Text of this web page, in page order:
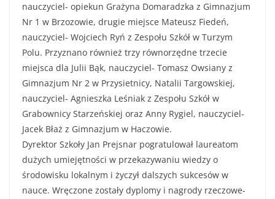
nauczyciel- opiekun Grażyna Domaradzka z Gimnazjum
Nr 1 w Brzozowie, drugie miejsce Mateusz Fiedeń,
nauczyciel- Wojciech Ryń z Zespołu Szkół w Turzym
Polu. Przyznano również trzy równorzędne trzecie
miejsca dla Julii Bąk, nauczyciel- Tomasz Owsiany z
Gimnazjum Nr 2 w Przysietnicy, Natalii Targowskiej,
nauczyciel- Agnieszka Leśniak z Zespołu Szkół w
Grabownicy Starzeńskiej oraz Anny Rygiel, nauczyciel-
Jacek Błaż z Gimnazjum w Haczowie.
Dyrektor Szkoły Jan Prejsnar pogratulował laureatom
dużych umiejętności w przekazywaniu wiedzy o
środowisku lokalnym i życzył dalszych sukcesów w
nauce. Wręczone zostały dyplomy i nagrody rzeczowe-